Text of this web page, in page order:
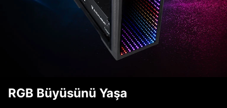
RGB Büyüsünü Yaşa